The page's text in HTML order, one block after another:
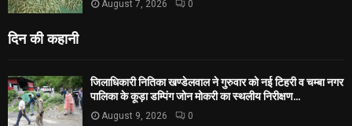
August 7, 2026 0
दिन की कहानी
जिलाधिकारी नितिका खण्डेलवाल ने गुरुवार को नई टिहरी व चम्बा नगर
पालिका के कूड़ा डम्पिंग जोन मोकरी का स्थलीय निरीक्षण...
August 9, 2026 0